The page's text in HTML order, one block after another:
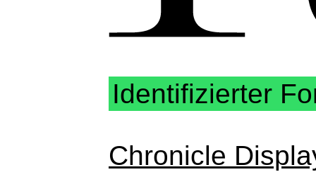
Identifizierter
Chronicle